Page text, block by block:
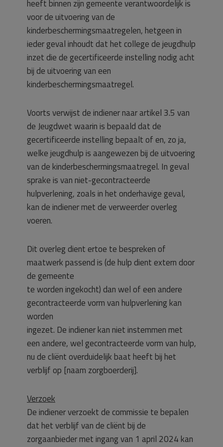
heeft binnen zijn gemeente verantwoordelijk is
voor de uitvoering van de
kinderbeschermingsmaatregelen, hetgeen in
ieder geval inhoudt dat het college de jeugdhulp
inzet die de gecertificeerde instelling nodig acht
bij de uitvoering van een
kinderbeschermingsmaatregel.
Voorts verwijst de indiener naar artikel 3.5 van
de Jeugdwet waarin is bepaald dat de
gecertificeerde instelling bepaalt of en, zo ja,
welke jeugdhulp is aangewezen bij de uitvoering
van de kinderbeschermingsmaatregel. In geval
sprake is van niet-gecontracteerde
hulpverlening, zoals in het onderhavige geval,
kan de indiener met de verweerder overleg
voeren.
Dit overleg dient ertoe te bespreken of
maatwerk passend is (de hulp dient extern door
de gemeente
te worden ingekocht) dan wel of een andere
gecontracteerde vorm van hulpverlening kan
worden
ingezet. De indiener kan niet instemmen met
een andere, wel gecontracteerde vorm van hulp,
nu de cliënt overduidelijk baat heeft bij het
verblijf op [naam zorgboerderij].
Verzoek
De indiener verzoekt de commissie te bepalen
dat het verblijf van de cliënt bij de
zorgaanbieder met ingang van 1 april 2024 kan